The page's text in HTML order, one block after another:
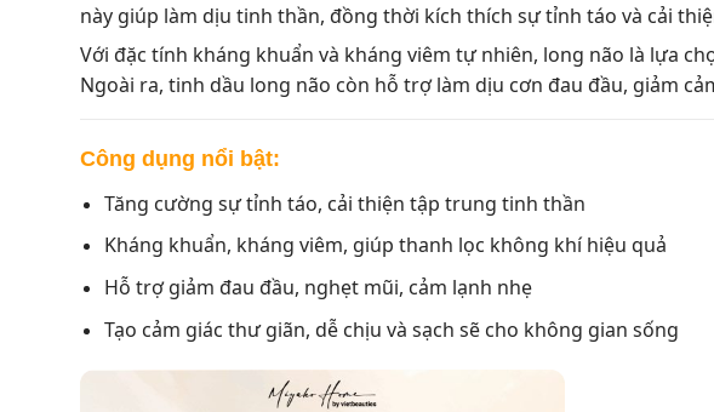
này giúp làm dịu tinh thần, đồng thời kích thích sự tỉnh táo và cải
Với đặc tính kháng khuẩn và kháng viêm tự nhiên, long não là lựa
Ngoài ra, tinh dầu long não còn hỗ trợ làm dịu cơn đau đầu, giảm
Công dụng nổi bật:
Tăng cường sự tỉnh táo, cải thiện tập trung tinh thần
Kháng khuẩn, kháng viêm, giúp thanh lọc không khí hiệu quả
Hỗ trợ giảm đau đầu, nghẹt mũi, cảm lạnh nhẹ
Tạo cảm giác thư giãn, dễ chịu và sạch sẽ cho không gian sống